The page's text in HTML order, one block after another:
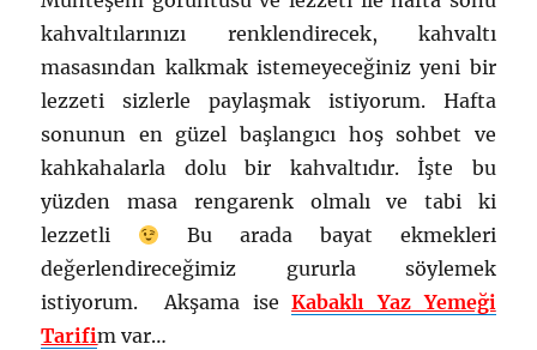
kahvaltılarınızı renklendirecek, kahvaltı
masasından kalkmak istemeyeceğiniz yeni bir
lezzeti sizlerle paylaşmak istiyorum. Hafta
sonunun en güzel başlangıcı hoş sohbet ve
kahkahalarla dolu bir kahvaltıdır. İşte bu
yüzden masa rengarenk olmalı ve tabi ki
lezzetli
Bu arada bayat ekmekleri
değerlendireceğimiz gururla söylemek
istiyorum. Akşama iseKabaklı Yaz Yemeği
Tarifim var…